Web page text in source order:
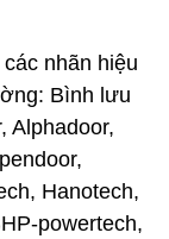
các nhãn hiệu
Bình lưu
Alphadoor,
Hanotech,
powertech,